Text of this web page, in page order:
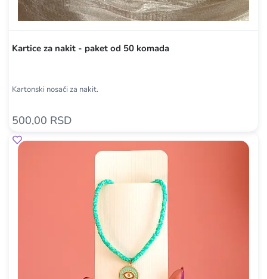
Kartice za nakit - paket od 50 komada
Kartonski nosači za nakit.
500,00 RSD